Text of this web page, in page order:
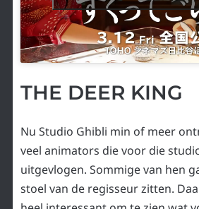
THE DEER KING
Nu Studio Ghibli min of meer
veel animators die voor die
uitgevlogen. Sommige van hen
stoel van de regisseur zitten.